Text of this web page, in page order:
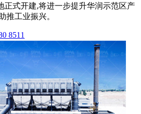
正式开建,将进一步提升华润示范区产
推工业振兴。
8511